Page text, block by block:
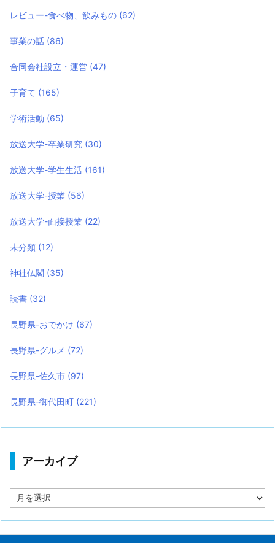
レビュー-食べ物、飲みもの (62)
事業の話 (86)
合同会社設立・運営 (47)
子育て (165)
学術活動 (65)
放送大学-卒業研究 (30)
放送大学-学生生活 (161)
放送大学-授業 (56)
放送大学-面接授業 (22)
未分類 (12)
神社仏閣 (35)
読書 (32)
長野県-おでかけ (67)
長野県-グルメ (72)
長野県-佐久市 (97)
長野県-御代田町 (221)
アーカイブ
ー